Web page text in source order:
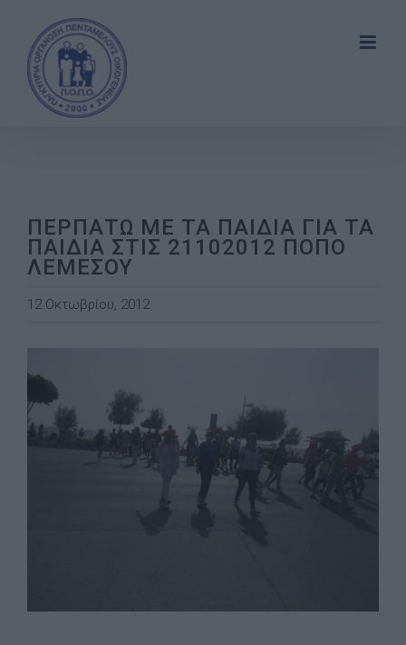
content
ΠΕΡΠΑΤΩ ΜΕ ΤΑ ΠΑΙΔΙΑ ΓΙΑ ΤΑ
ΠΑΙΔΙΑ ΣΤΙΣ 21102012 ΠΟΠΟ
ΛΕΜΕΣΟΥ
12 Οκτωβρίου, 2012
Larger
Image